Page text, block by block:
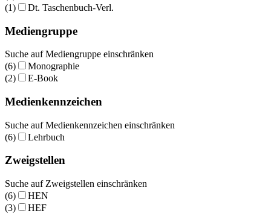
(1)
Dt. Taschenbuch-Verl.
Mediengruppe
Suche auf Mediengruppe einschränken
(6)
Monographie
(2)
E-Book
Medienkennzeichen
Suche auf Medienkennzeichen einschränken
(6)
Lehrbuch
Zweigstellen
Suche auf Zweigstellen einschränken
(6)
HEN
(3)
HEF